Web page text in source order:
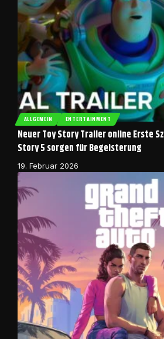
ALLGEMEIN ENTERTAINMENT
Neuer Toy Story Trailer online Erste
Story 5 sorgen für Begeisterung
19. Februar 2026